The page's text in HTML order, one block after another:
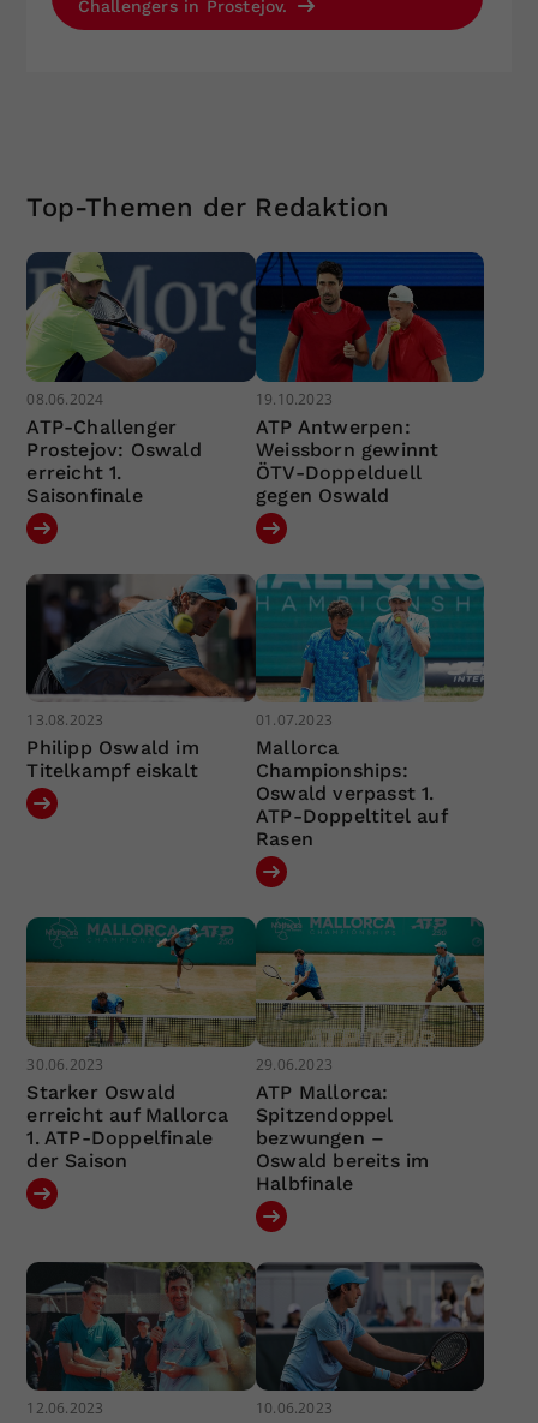
Challengers in Prostejov.
Top-Themen der Redaktion
08.06.2024
ATP-Challenger
Prostejov: Oswald
erreicht 1.
Saisonfinale
19.10.2023
ATP Antwerpen:
Weissborn gewinnt
ÖTV-Doppelduell
gegen Oswald
13.08.2023
Philipp Oswald im
Titelkampf eiskalt
01.07.2023
Mallorca
Championships:
Oswald verpasst 1.
ATP-Doppeltitel auf
Rasen
30.06.2023
Starker Oswald
erreicht auf Mallorca
1. ATP-Doppelfinale
der Saison
29.06.2023
ATP Mallorca:
Spitzendoppel
bezwungen –
Oswald bereits im
Halbfinale
12.06.2023 10.06.2023